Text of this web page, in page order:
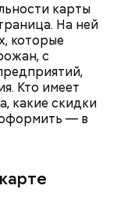
карты
На ней
которые
с
Кто имеет
какие скидки
оформить — в
50